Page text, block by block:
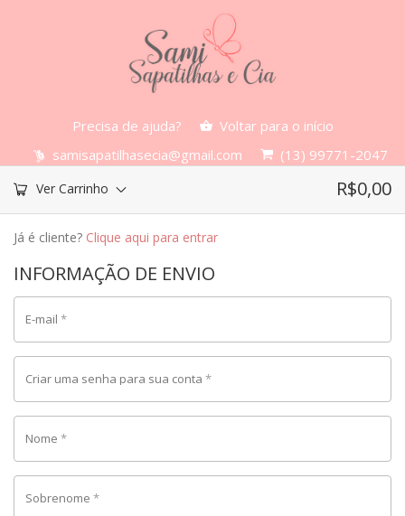
Precisa de ajuda?
Voltar para o início
samisapatilhasecia@gmail.com
(13) 99771-2047
Ver Carrinho R$0,00
Já é cliente? Clique aqui para entrar
INFORMAÇÃO DE ENVIO
E-mail *
Criar uma senha para sua conta *
Nome *
Sobrenome *